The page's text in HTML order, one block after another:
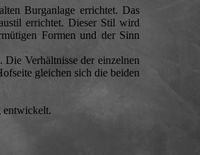
Burganlage errichtet. Das
errichtet. Dieser Stil wird
Formen und der Sinn
Verhältnisse der einzelnen
gleichen sich die beiden
entwickelt.